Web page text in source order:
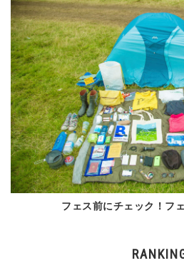
フェス前にチェック！フ